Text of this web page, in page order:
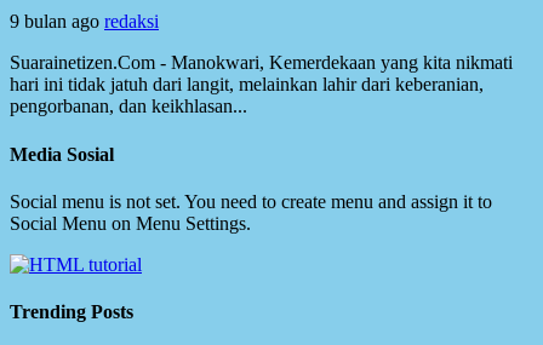
9 bulan ago redaksi
Suarainetizen.Com - Manokwari, Kemerdekaan yang kita nikmati
hari ini tidak jatuh dari langit, melainkan lahir dari keberanian,
pengorbanan, dan keikhlasan...
Media Sosial
Social menu is not set. You need to create menu and assign it to
Social Menu on Menu Settings.
Trending Posts